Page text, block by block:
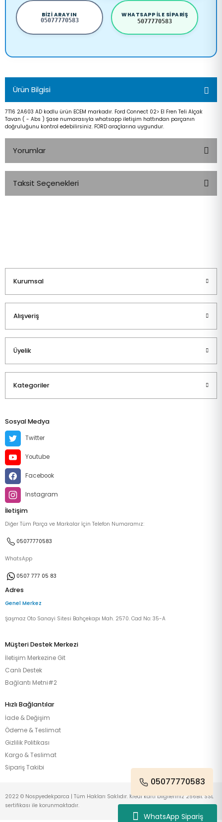
WhatsApp Sipariş
BIZI ARAYIN
05077770583
WHATSAPP ILE SIPARIŞ
5077770583
Ürün Bilgisi
7T16 2A603 AD kodlu ürün ECEM markadır. Ford Connect 02> El Fren Teli Alçak
Tavan ( - Abs ) Şase numarasıyla whatsapp iletişim hattından parçanın
doğruluğunu kontrol edebilirsiniz. FORD araçlarına uygundur.
Yorumlar
Taksit Seçenekleri
Kurumsal
Alışveriş
Üyelik
Kategoriler
Sosyal Medya
Twitter
Youtube
Facebook
Instagram
İletişim
Diğer Tüm Parça ve Markalar İçin Telefon Numaramız:
05077770583
WhatsApp
0507 777 05 83
Adres
Genel Merkez
Şaşmaz Oto Sanayi Sitesi Bahçekapı Mah. 2570. Cad No: 35-A
Müşteri Destek Merkezi
İletişim Merkezine Git
Canlı Destek
Bağlantı Metni#2
Hızlı Bağlantılar
İade & Değişim
Ödeme & Teslimat
Gizlilik Politikası
Kargo & Teslimat
Sipariş Takibi
05077770583
2022 © Nospyedekparca | Tüm Hakları Saklıdır. Kredi kartı bilgileriniz 256Bit SSL
sertifikası ile korunmaktadır.